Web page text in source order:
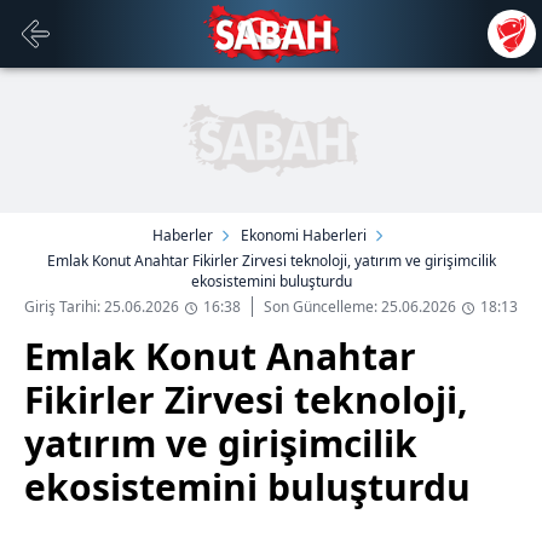
Haberler
Ekonomi Haberleri
Emlak Konut Anahtar Fikirler Zirvesi teknoloji, yatırım ve girişimcilik
ekosistemini buluşturdu
Giriş Tarihi: 25.06.2026
16:38 Son Güncelleme: 25.06.2026 18:13
Emlak Konut Anahtar
Fikirler Zirvesi teknoloji,
yatırım ve girişimcilik
ekosistemini buluşturdu